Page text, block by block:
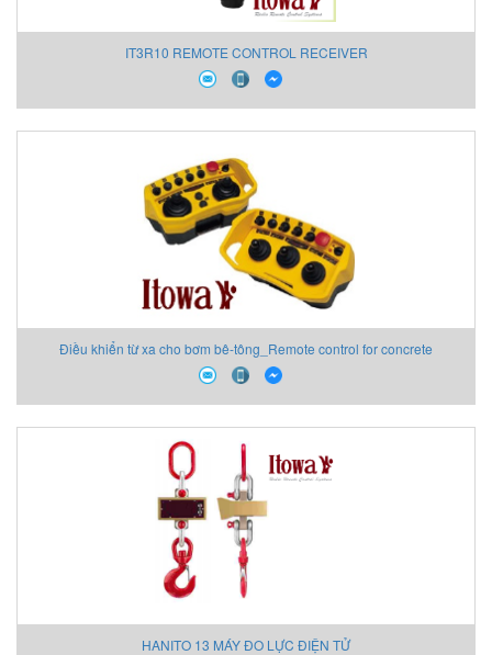
IT3R10 REMOTE CONTROL RECEIVER
Điều khiển từ xa cho bơm bê-tông_Remote control for concrete
pumps_BETON
HANITO 13 MÁY ĐO LỰC ĐIỆN TỬ